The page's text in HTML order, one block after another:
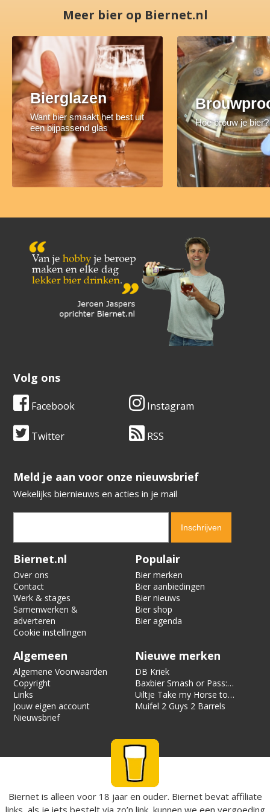
Meer bier op Biernet.nl
Bierglazen
Want bier smaakt het best uit
een bijpassend glas
Hoe brouw je bier?
Volg ons
Facebook Instagram
Twitter RSS
​​​​​​​Meld je aan voor onze nieuwsbrief
Wekelijks biernieuws en acties in je mail
Verification code:
Biernet.nl
Over ons
Contact
Werk & stages
Samenwerken &
adverteren
Cookie instellingen
Populair
Bier merken
Bier aanbiedingen
Bier nieuws
Bier shop
Bier agenda
Algemeen
Algemene Voorwaarden
Copyright
Links
Jouw eigen account
Nieuwsbrief
Nieuwe merken
DB Kriek
Baxbier Smash or Pass:
Strata
Uiltje Take my Horse to
the Hotel Room
Muifel 2 Guys 2 Barrels
Biernet is alleen voor 18 jaar en ouder. Biernet bevat affiliate
links, als je iets bestelt via zo’n link, kunnen we een vergoeding